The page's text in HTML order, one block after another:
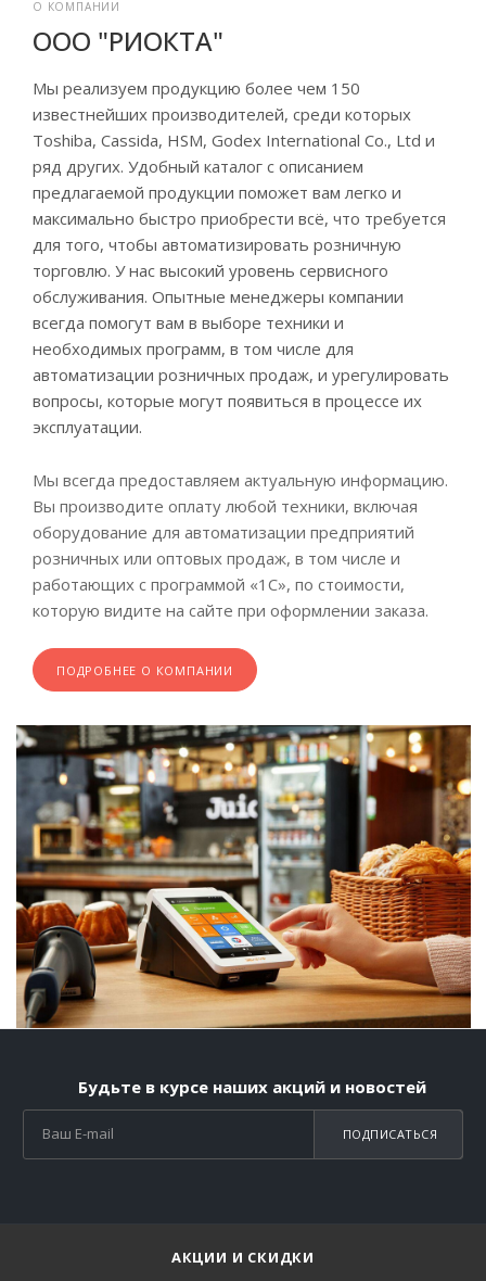
О КОМПАНИИ
ООО "РИОКТА"
Мы реализуем продукцию более чем 150
известнейших производителей, среди которых
Toshiba, Cassida, HSM, Godex International Co., Ltd и
ряд других. Удобный каталог с описанием
предлагаемой продукции поможет вам легко и
максимально быстро приобрести всё, что требуется
для того, чтобы автоматизировать розничную
торговлю. У нас высокий уровень сервисного
обслуживания. Опытные менеджеры компании
всегда помогут вам в выборе техники и
необходимых программ, в том числе для
автоматизации розничных продаж, и урегулировать
вопросы, которые могут появиться в процессе их
эксплуатации.
Мы всегда предоставляем актуальную информацию.
Вы производите оплату любой техники, включая
оборудование для автоматизации предприятий
розничных или оптовых продаж, в том числе и
работающих с программой «1С», по стоимости,
которую видите на сайте при оформлении заказа.
ПОДРОБНЕЕ О КОМПАНИИ
Будьте в курсе наших акций и новостей
ПОДПИСАТЬСЯ
АКЦИИ И СКИДКИ